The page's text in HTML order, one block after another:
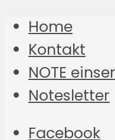
Home
Kontakt
NOTE
Notesletter
Facebook